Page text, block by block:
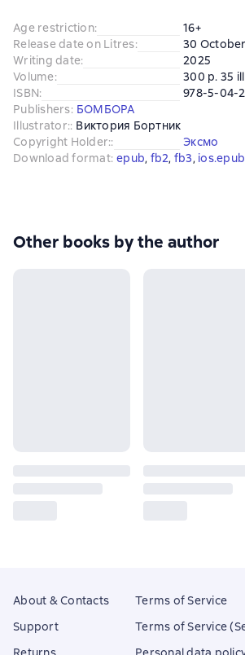
Age restriction:
16+
Release date on Litres:
30
Writing date:
2025
Volume:
300 p. 35
ISBN:
978-5-04-
Publishers: БОМБОРА
Illustrator:: Виктория Бортник
Copyright Holder::
Эксмо
Download format: epub, fb2, fb3, ios.epub
Other books by the author
About & Contacts
Support
Terms of Service
Terms of Service